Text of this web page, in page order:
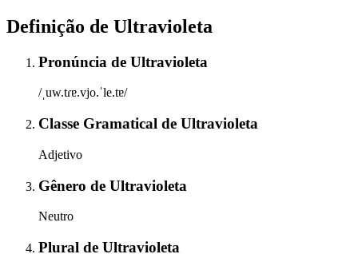
Definição de Ultravioleta
Pronúncia de Ultravioleta
/ˌuw.tɾɐ.vjo.ˈle.tɐ/
Classe Gramatical de Ultravioleta
Adjetivo
Gênero de Ultravioleta
Neutro
Plural de Ultravioleta